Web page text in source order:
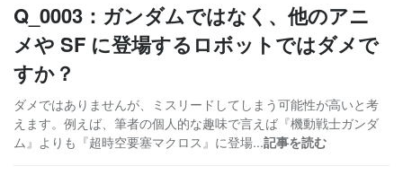
Q_0003：ガンダムではなく、他のアニ
メや SF に登場するロボットではダメで
すか？
ダメではありませんが、ミスリードしてしまう可能性が高いと考
えます。例えば、筆者の個人的な趣味で言えば『機動戦士ガンダ
ム』よりも『超時空要塞マクロス』に登場...記事を読む